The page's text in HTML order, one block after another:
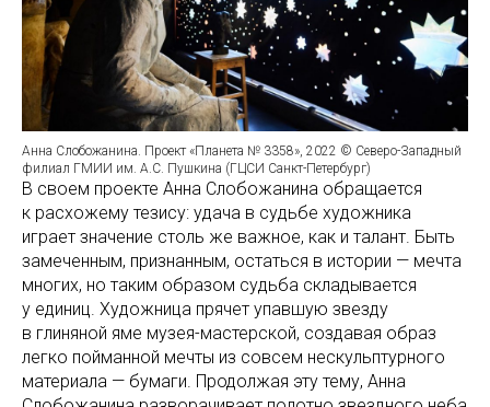
Анна Слобожанина. Проект «Планета № 3358», 2022 © Северо-Западный
филиал ГМИИ им. А.С. Пушкина (ГЦСИ Санкт-Петербург)
В своем проекте Анна Слобожанина обращается
к расхожему тезису: удача в судьбе художника
играет значение столь же важное, как и талант. Быть
замеченным, признанным, остаться в истории — мечта
многих, но таким образом судьба складывается
у единиц. Художница прячет упавшую звезду
в глиняной яме музея-мастерской, создавая образ
легко пойманной мечты из совсем нескульптурного
материала — бумаги. Продолжая эту тему, Анна